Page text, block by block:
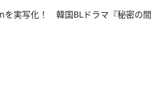
を実写化！ 韓国BLドラマ『秘密の